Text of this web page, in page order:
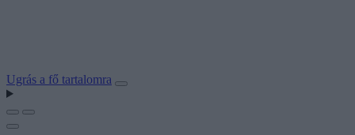
Ugrás a fő tartalomra